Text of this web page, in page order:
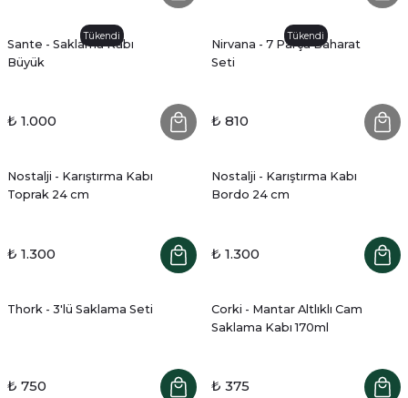
Tükendi
Sante - Saklama Kabı
Büyük
₺ 1.000
Tükendi
Nirvana - 7 Parça Baharat
Seti
₺ 810
Nostalji - Karıştırma Kabı
Toprak 24 cm
₺ 1.300
Nostalji - Karıştırma Kabı
Bordo 24 cm
₺ 1.300
Thork - 3'lü Saklama Seti
₺ 750
Corki - Mantar Altlıklı Cam
Saklama Kabı 170ml
₺ 375